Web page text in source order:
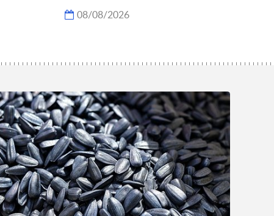
08/08/2026